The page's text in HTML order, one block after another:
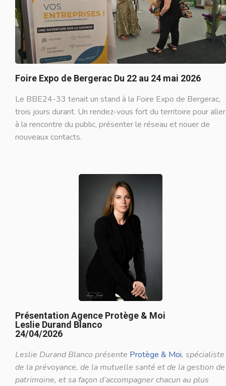
Foire Expo de Bergerac Du 22 au 24 mai 2026
Le BBE24-33 tenait un stand à la Foire Expo de Bergerac,
trois jours durant. Un rendez-vous fort du territoire pour aller
à la rencontre du public, présenter le réseau et nouer de
nouveaux contacts.
Présentation Agence Protège & Moi
Leslie Durand Blanco
24/04/2026
Leslie Durand Blanco présente Protège & Moi, spécialiste
de la prévoyance, de la mutuelle santé et de la gestion de
patrimoine, et sa façon d’accompagner chacun au plus